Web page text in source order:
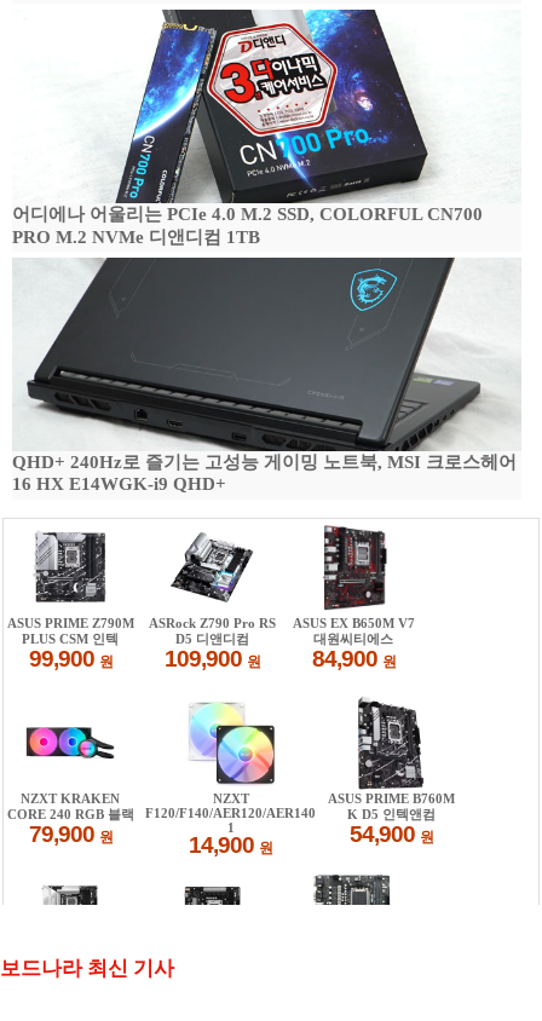
어디에나 어울리는 PCIe 4.0 M.2 SSD, COLORFUL CN700
PRO M.2 NVMe 디앤디컴 1TB
QHD+ 240Hz로 즐기는 고성능 게이밍 노트북, MSI 크로스헤어
16 HX E14WGK-i9 QHD+
보드나라 최신 기사